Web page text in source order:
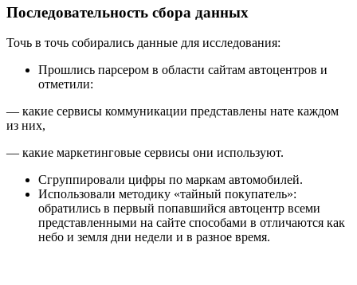
Последовательность сбора данных
Точь в точь собирались данные для исследования:
Прошлись парсером в области сайтам автоцентров и
отметили:
— какие сервисы коммуникации представлены нате каждом
из них,
— какие маркетинговые сервисы они используют.
Сгруппировали цифры по маркам автомобилей.
Использовали методику «тайный покупатель»:
обратились в первый попавшийся автоцентр всеми
представленными на сайте способами в отличаются как
небо и земля дни недели и в разное время.